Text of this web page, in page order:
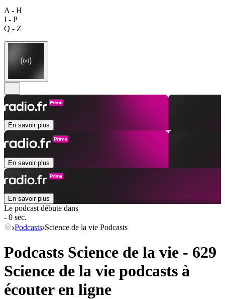
A - H
I - P
Q - Z
En savoir plus
En savoir plus
En savoir plus
Le podcast débute dans
- 0 sec.
Podcasts Science de la vie Podcasts
Podcasts Science de la vie - 629
Science de la vie podcasts à
écouter en ligne